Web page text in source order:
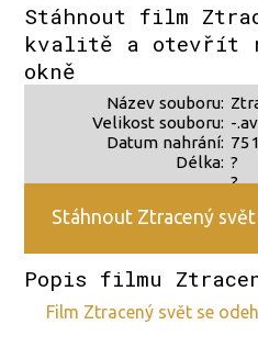
Stáhnout film
kvalitě a otevřít
okně
Název souboru:
Velikost souboru:
Datum nahrání:
Délka:
-
?
?
Stáhnout Ztracený
Popis filmu
film Ztracený svět se